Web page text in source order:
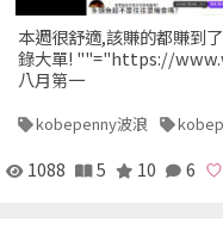
本週很舒適,該賺的都賺到
錄大單! ""="https://
八月第一
kobepenny波浪
1088 5 10 6